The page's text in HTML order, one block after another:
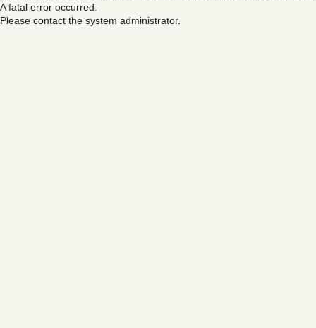
A fatal error occurred.
Please contact the system administrator.